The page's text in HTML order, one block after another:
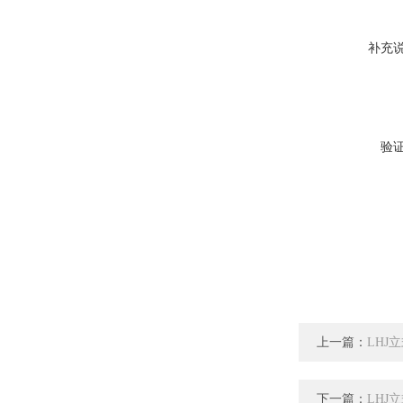
补充
验
上一篇： LHJ
下一篇： LHJ